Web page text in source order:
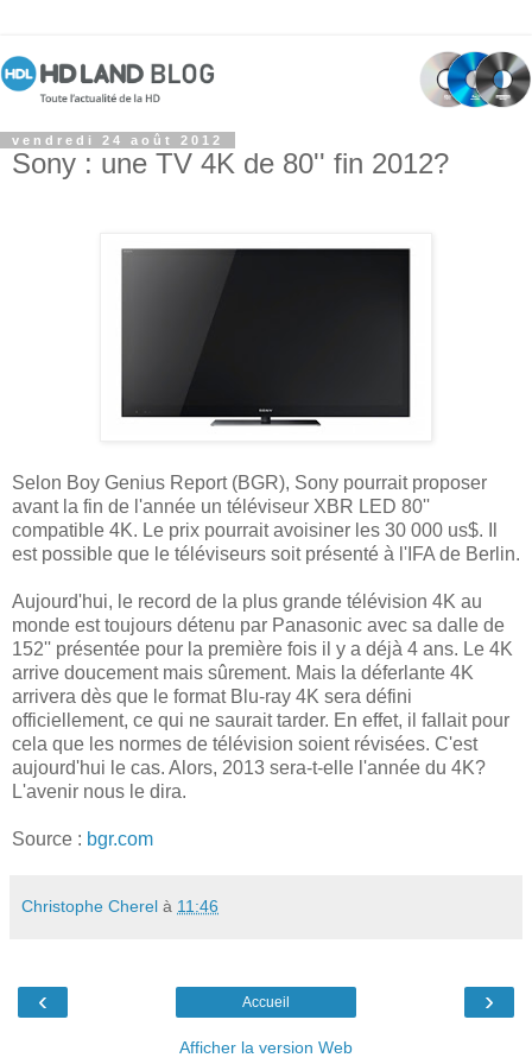
vendredi 24 août 2012
Sony : une TV 4K de 80'' fin 2012?
Selon Boy Genius Report (BGR), Sony pourrait proposer
avant la fin de l'année un téléviseur XBR LED 80''
compatible 4K. Le prix pourrait avoisiner les 30 000 us$. Il
est possible que le téléviseurs soit présenté à l'IFA de Berlin.
Aujourd'hui, le record de la plus grande télévision 4K au
monde est toujours détenu par Panasonic avec sa dalle de
152'' présentée pour la première fois il y a déjà 4 ans. Le 4K
arrive doucement mais sûrement. Mais la déferlante 4K
arrivera dès que le format Blu-ray 4K sera défini
officiellement, ce qui ne saurait tarder. En effet, il fallait pour
cela que les normes de télévision soient révisées. C'est
aujourd'hui le cas. Alors, 2013 sera-t-elle l'année du 4K?
L'avenir nous le dira.
Source : bgr.com
Christophe Cherel à 11:46
‹ ›
Accueil
Afficher la version Web